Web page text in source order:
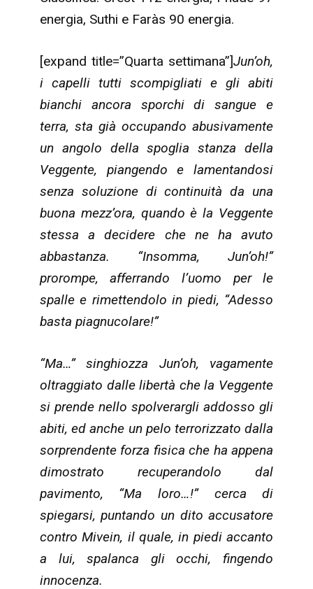
energia, Suthi e Faràs 90 energia.
[expand title=”Quarta settimana”]Jun’oh,
i capelli tutti scompigliati e gli abiti
bianchi ancora sporchi di sangue e
terra, sta già occupando abusivamente
un angolo della spoglia stanza della
Veggente, piangendo e lamentandosi
senza soluzione di continuità da una
buona mezz’ora, quando è la Veggente
stessa a decidere che ne ha avuto
abbastanza. “Insomma, Jun’oh!”
prorompe, afferrando l’uomo per le
spalle e rimettendolo in piedi, “Adesso
basta piagnucolare!”
“Ma…” singhiozza Jun’oh, vagamente
oltraggiato dalle libertà che la Veggente
si prende nello spolverargli addosso gli
abiti, ed anche un pelo terrorizzato dalla
sorprendente forza fisica che ha appena
dimostrato recuperandolo dal
pavimento, “Ma loro…!” cerca di
spiegarsi, puntando un dito accusatore
contro Mivein, il quale, in piedi accanto
a lui, spalanca gli occhi, fingendo
innocenza.